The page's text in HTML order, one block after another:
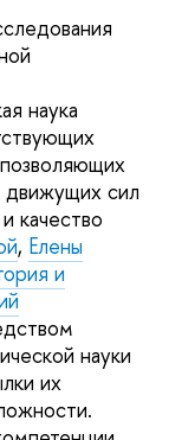
наука
движущих сил
качество
, Елены
и
науки
их